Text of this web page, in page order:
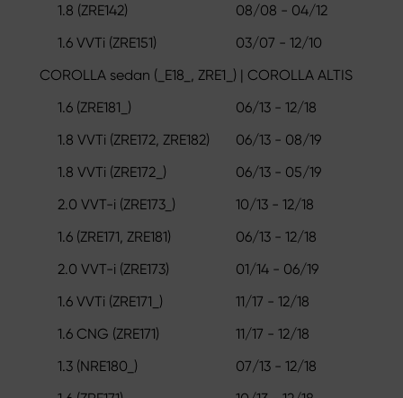
1.8 (ZRE142)
08/08 - 04/12
1.6 VVTi (ZRE151)
03/07 - 12/10
COROLLA sedan (_E18_, ZRE1_) | COROLLA ALTIS
1.6 (ZRE181_)
06/13 - 12/18
1.8 VVTi (ZRE172, ZRE182)
06/13 - 08/19
1.8 VVTi (ZRE172_)
06/13 - 05/19
2.0 VVT-i (ZRE173_)
10/13 - 12/18
1.6 (ZRE171, ZRE181)
06/13 - 12/18
2.0 VVT-i (ZRE173)
01/14 - 06/19
1.6 VVTi (ZRE171_)
11/17 - 12/18
1.6 CNG (ZRE171)
11/17 - 12/18
1.3 (NRE180_)
07/13 - 12/18